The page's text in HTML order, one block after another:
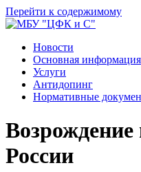
Перейти к содержимому
Новости
Основная информация
Услуги
Антидопинг
Нормативные
России